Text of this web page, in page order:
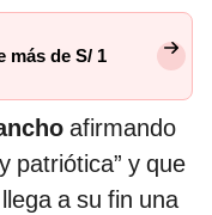
más de S/ 1
afirmando
patriótica” y que
a su fin una